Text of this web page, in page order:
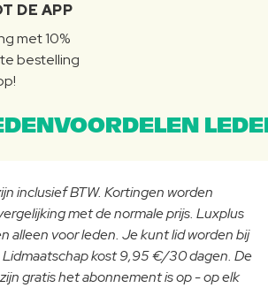
DE APP
met 10%
bestelling
inclusief BTW. Kortingen worden
met de normale prijs. Luxplus
alleen voor leden. Je kunt lid worden bij
Lidmaatschap kost 9,95 €/30 dagen. De
gratis het abonnement is op - op elk